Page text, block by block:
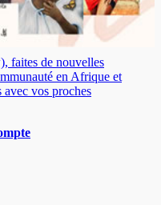
faites de nouvelles
en Afrique et
avec vos proches